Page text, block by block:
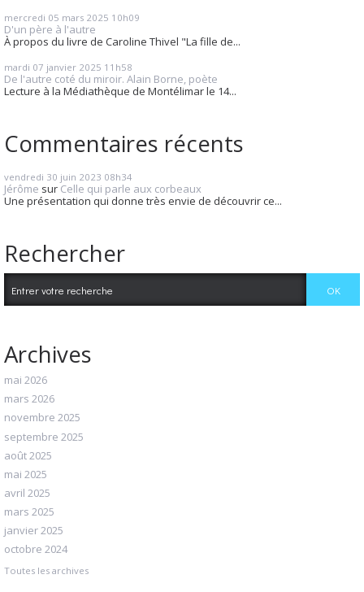
mercredi 05 mars 2025 10h09
D'un père à l'autre
À propos du livre de Caroline Thivel "La fille de...
mardi 07 janvier 2025 11h58
De l'autre coté du miroir. Alain Borne, poète
Lecture à la Médiathèque de Montélimar le 14...
Commentaires récents
vendredi 30 juin 2023 08h34
Jérôme sur Celle qui parle aux corbeaux
Une présentation qui donne très envie de découvrir ce...
Rechercher
Archives
mai 2026
mars 2026
novembre 2025
septembre 2025
août 2025
mai 2025
avril 2025
mars 2025
janvier 2025
octobre 2024
Toutes les archives